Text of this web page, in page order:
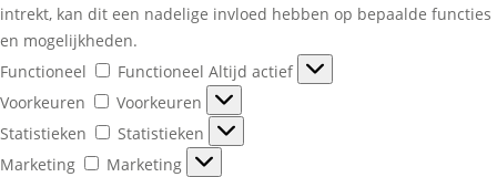
intrekt, kan dit een nadelige invloed hebben op bepaalde functies
en mogelijkheden.
Functioneel
Functioneel Altijd actief
Voorkeuren
Voorkeuren
Statistieken
Statistieken
Marketing
Marketing